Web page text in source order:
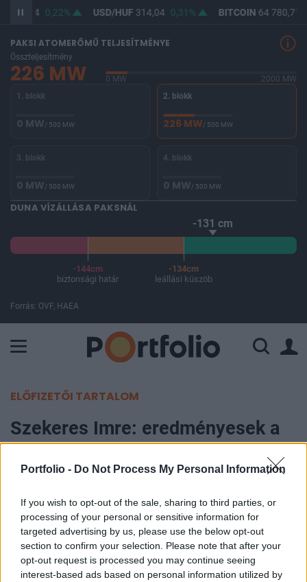
Portfolio - Do Not Process My Personal Information
If you wish to opt-out of the sale, sharing to third parties, or
processing of your personal or sensitive information for
targeted advertising by us, please use the below opt-out
section to confirm your selection. Please note that after your
opt-out request is processed you may continue seeing
interest-based ads based on personal information utilized by
362,54 0,22% USD/HUF314,04 0,31% BITCOIN64 780,71
PAKSI ATOMERŐMŰ TELJESÍTMÉNYE
Összteljesítmény
226 MW 0 MW
2000 MW
1. blokk
0 MW/ 500 MW
2. blokk
226 MW/ 500 MW
3. blokk
0 MW/ 500 MW
4. blokk
0 MW/ 500 MW
DUNA VÍZÁLLÁSA PAKSNÁL
-131 cm
-144cm
biztonsági határ
-134cm
leállási küszöb
Forrás: OVF, HAEA
ELŐFIZETŐI TARTALOM
Szekeres Imre: eredményesek a
koalíciós tárgyalások
2004. augusztus 24. 16:33
Szekeres Imre az MSZP alelnöke rövid
sajtótájékoztatót tartott a Parlamentben a kora
délután óta tartó koalíciós tárgyalások